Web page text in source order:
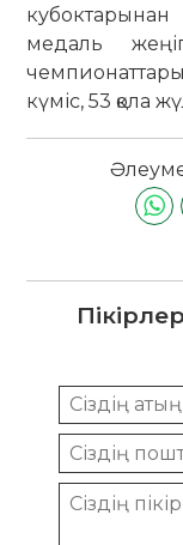
кубоктарынан
медаль
күміс, 53 қола